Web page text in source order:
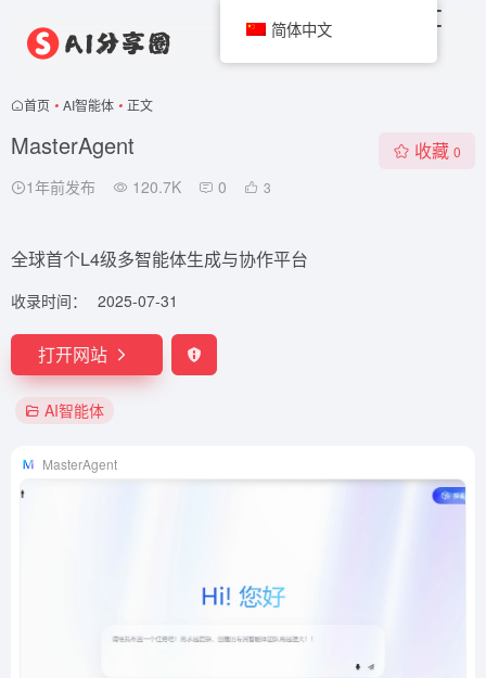
首页 • AI智能体 • 正文
MasterAgent
1年前发布 120.7K 0 3
收藏 0
全球首个L4级多智能体生成与协作平台
收录时间： 2025-07-31
打开网站
AI智能体
MasterAgent
简体中文